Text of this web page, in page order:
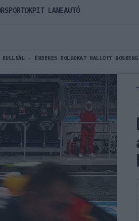
- ÉRDEKES DOLGOKAT HALLOTT ROSBERG
PIT LANEAUTÓ